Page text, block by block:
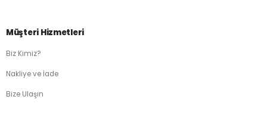
Müşteri Hizmetleri
Biz Kimiz?
Nakliye ve İade
Bize Ulaşın